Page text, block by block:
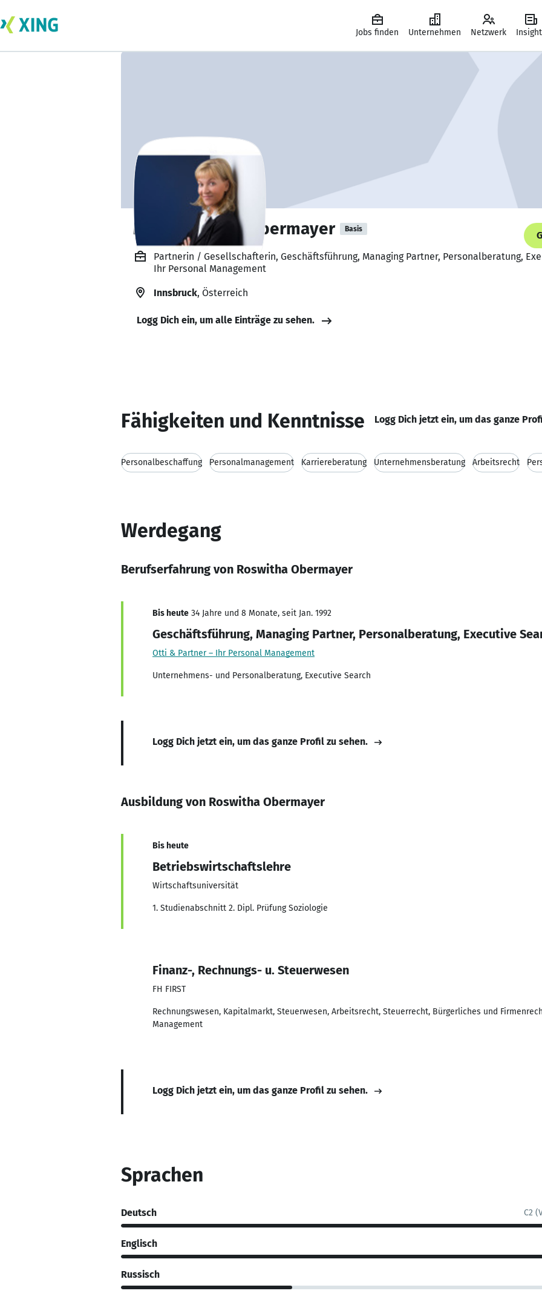
Jobs finden Unternehmen Netzwerk
Mag. Roswitha Obermayer Basis
Partnerin / Gesellschafterin, Geschäftsführung, Managing Partner, Personalberatung,
Ihr Personal Management
Innsbruck, Österreich
Logg Dich ein, um alle Einträge zu sehen.
Fähigkeiten und Kenntnisse Logg Dich jetzt ein, um das ganze
Personalbeschaffung Personalmanagement Karriereberatung Unternehmensberatung Arbeitsrecht
Werdegang
Berufserfahrung von Roswitha Obermayer
Bis heute 34 Jahre und 8 Monate, seit Jan. 1992
Geschäftsführung, Managing Partner, Personalberatung, Executive
Otti & Partner – Ihr Personal Management
Unternehmens- und Personalberatung, Executive Search
Logg Dich jetzt ein, um das ganze Profil zu sehen.
Ausbildung von Roswitha Obermayer
Bis heute
Betriebswirtschaftslehre
Wirtschaftsuniversität
1. Studienabschnitt 2. Dipl. Prüfung Soziologie
Finanz-, Rechnungs- u. Steuerwesen
FH FIRST
Rechnungswesen, Kapitalmarkt, Steuerwesen, Arbeitsrecht, Steuerrecht, Bürgerliches und
Management
Logg Dich jetzt ein, um das ganze Profil zu sehen.
Sprachen
Deutsch C2
Englisch
Russisch